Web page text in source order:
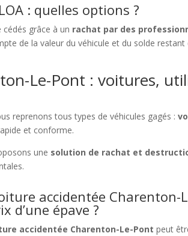
: quelles options ?
grâce à un rachat par des
de la valeur du véhicule et du solde restant
Le-Pont : voitures,
reprenons tous types de véhicules gagés :
et conforme.
une solution de rachat et
accidentée
d’une épave ?
accidentée Charenton-Le-Pont peut